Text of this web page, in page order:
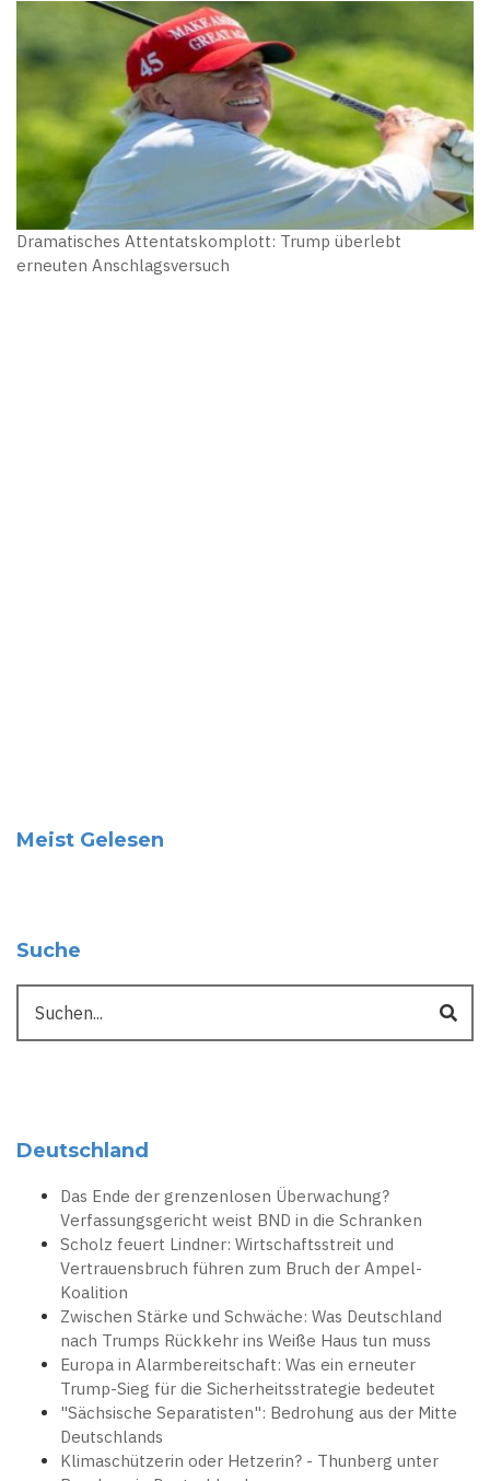
Dramatisches Attentatskomplott: Trump überlebt
erneuten Anschlagsversuch
Meist Gelesen
Suche
Deutschland
Das Ende der grenzenlosen Überwachung?
Verfassungsgericht weist BND in die Schranken
Scholz feuert Lindner: Wirtschaftsstreit und
Vertrauensbruch führen zum Bruch der Ampel-
Koalition
Zwischen Stärke und Schwäche: Was Deutschland
nach Trumps Rückkehr ins Weiße Haus tun muss
Europa in Alarmbereitschaft: Was ein erneuter
Trump-Sieg für die Sicherheitsstrategie bedeutet
"Sächsische Separatisten": Bedrohung aus der Mitte
Deutschlands
Klimaschützerin oder Hetzerin? - Thunberg unter